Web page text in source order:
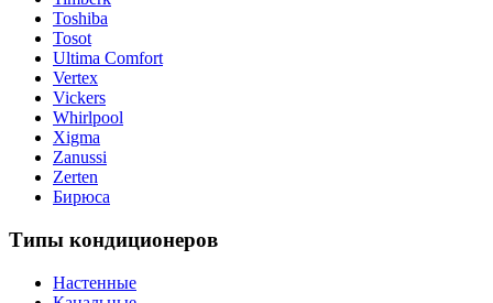
Toshiba
Tosot
Ultima Comfort
Vertex
Vickers
Whirlpool
Xigma
Zanussi
Zerten
Бирюса
Типы кондиционеров
Настенные